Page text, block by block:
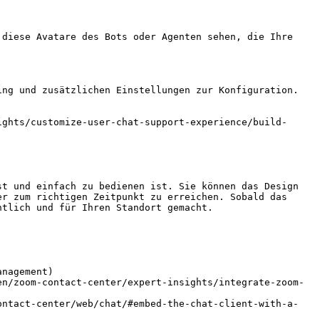
Avatare des Bots oder Agenten sehen, die Ihre
und zusätzlichen Einstellungen zur Konfiguration.
customize-user-chat-support-experience/build-
und einfach zu bedienen ist. Sie können das Design
zum richtigen Zeitpunkt zu erreichen. Sobald das
und für Ihren Standort gemacht.
contact-center/expert-insights/integrate-zoom-
center/web/chat/#embed-the-chat-client-with-a-